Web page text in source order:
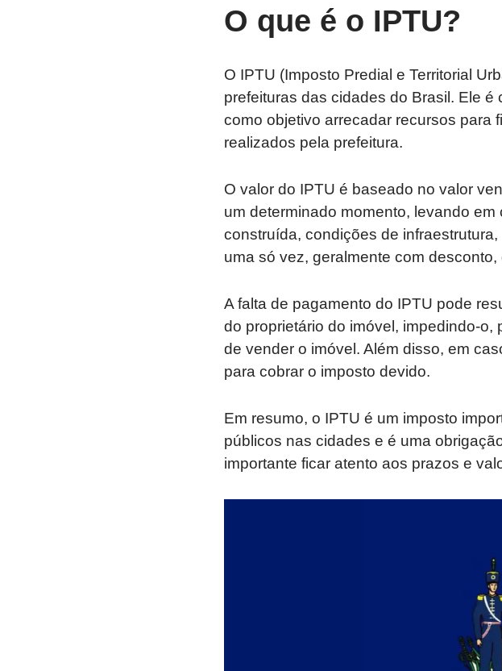
O que é o IPTU?
O IPTU (Imposto Predial e Territorial
prefeituras das cidades do Brasil. Ele
como objetivo arrecadar recursos para
realizados pela prefeitura.
O valor do IPTU é baseado no valor
um determinado momento, levando
construída, condições de
uma só vez, geralmente com
A falta de pagamento do IPTU pode
do proprietário do imóvel, impedindo-
de vender o imóvel. Além disso, em
para cobrar o imposto devido.
Em resumo, o IPTU é um imposto
públicos nas cidades e é uma
importante ficar atento aos prazos e